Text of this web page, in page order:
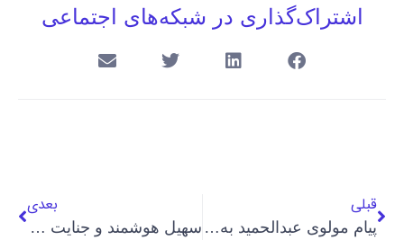
اشتراک‌گذاری در شبکه‌های اجتماعی
قبلی
پیام مولوی عبدالحمید به پزشکیان: ملت ایران از فشارها به ستوه آمده‌اند
بعدی
سهیل هوشمند و جنایت علیه بشریت؛ بعد از زنان بهایی اعدامش کردند